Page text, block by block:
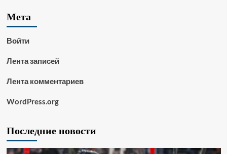
Мета
Войти
Лента записей
Лента комментариев
WordPress.org
Последние новости